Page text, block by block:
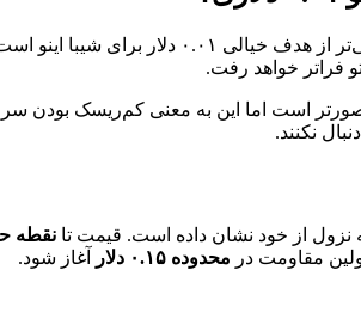
تصورتر است اما این به معنی کم‌ریسک بودن
نکنند.
نزول از خود نشان داده است. قیمت تا نقطه
مقاومت در محدوده ۰.۱۵ دلار آغاز شود.